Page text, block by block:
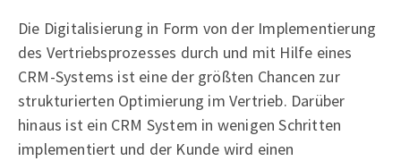
Die Digitalisierung in Form von der Implementierung
des Vertriebsprozesses durch und mit Hilfe eines
CRM-Systems ist eine der größten Chancen zur
strukturierten Optimierung im Vertrieb. Darüber
hinaus ist ein CRM System in wenigen Schritten
implementiert und der Kunde wird einen